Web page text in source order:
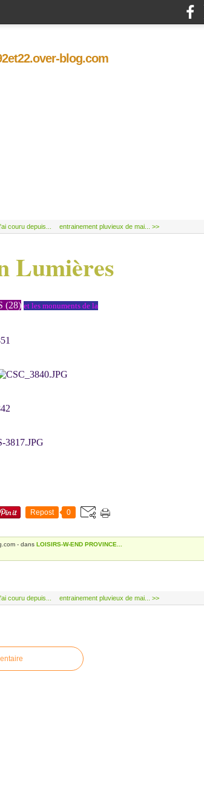
blog.com
couru depuis... entrainement pluvieux de mai... >>
Lumières
(28) et les monuments de la
Repost 0
- dans LOISIRS-W-END PROVINCE...
couru depuis... entrainement pluvieux de mai... >>